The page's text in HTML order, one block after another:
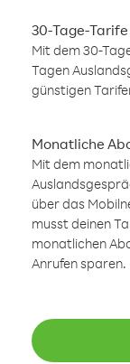
30-Tage-Tarife
Mit dem 30-
Tagen
günstigen
Monatliche
Mit dem
über das
musst deinen
monatlichen
Anrufen sparen.